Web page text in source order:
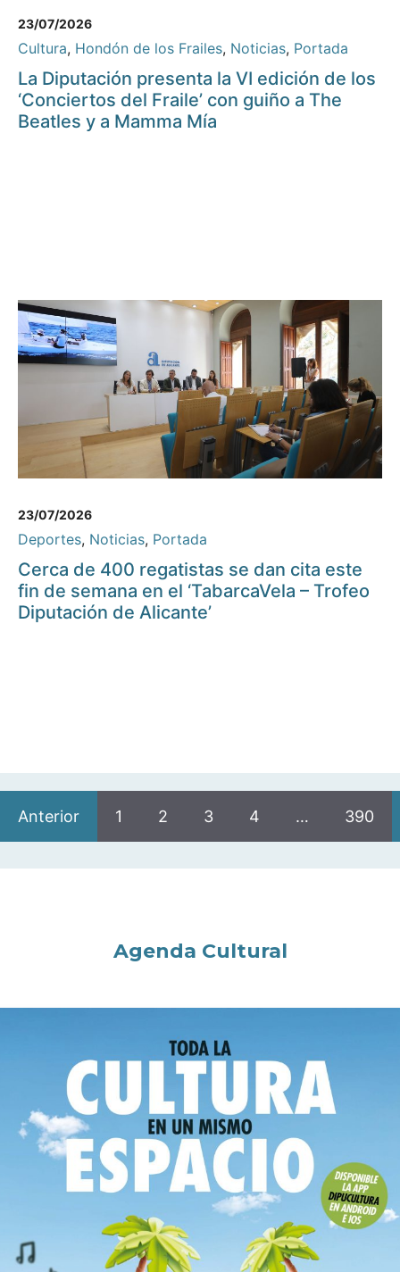
23/07/2026
Cultura, Hondón de los Frailes, Noticias, Portada
La Diputación presenta la VI edición de los
‘Conciertos del Fraile’ con guiño a The
Beatles y a Mamma Mía
23/07/2026
Deportes, Noticias, Portada
Cerca de 400 regatistas se dan cita este
fin de semana en el ‘TabarcaVela – Trofeo
Diputación de Alicante’
Anterior 1 2 3 4 … 390
Agenda Cultural